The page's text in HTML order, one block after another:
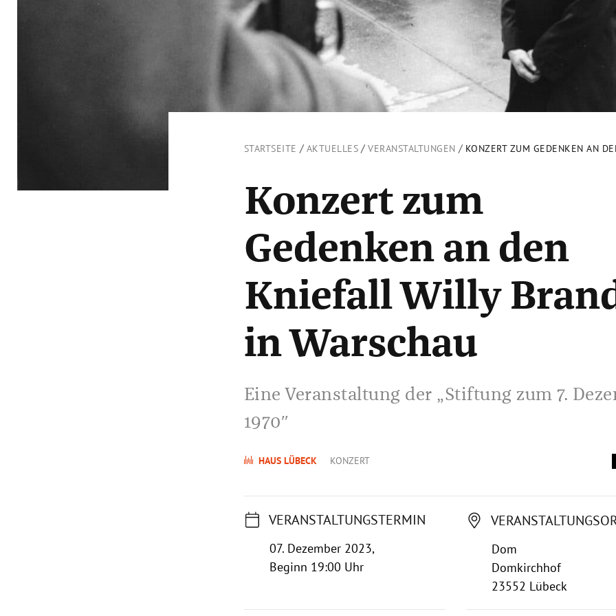
STARTSEITE / AKTUELLES / VERANSTALTUNGEN / KONZERT ZUM GEDENKEN AN
Konzert zum
Gedenken an den
Kniefall Willy
in Warschau
Eine Veranstaltung der „Stiftung zum 7.
1970″
HAUS LÜBECK KONZERT
VERANSTALTUNGSTERMIN
07. Dezember 2023,
Beginn 19:00 Uhr
Dom
Domkirchhof
23552 Lübeck